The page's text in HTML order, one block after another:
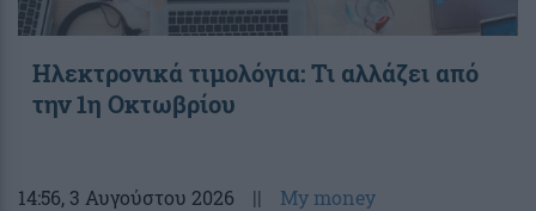
Ηλεκτρονικά τιμολόγια: Τι αλλάζει από
την 1η Οκτωβρίου
14:56, 3 Αυγούστου 2026 || My money